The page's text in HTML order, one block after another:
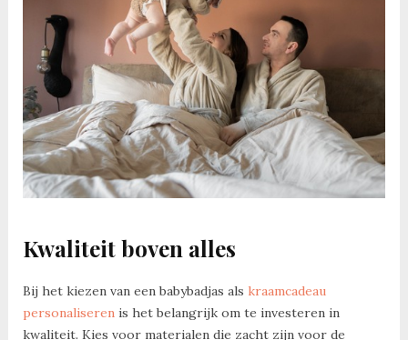
Kwaliteit boven alles
Bij het kiezen van een babybadjas als kraamcadeau
personaliserenis het belangrijk om te investeren in
kwaliteit. Kies voor materialen die zacht zijn voor de